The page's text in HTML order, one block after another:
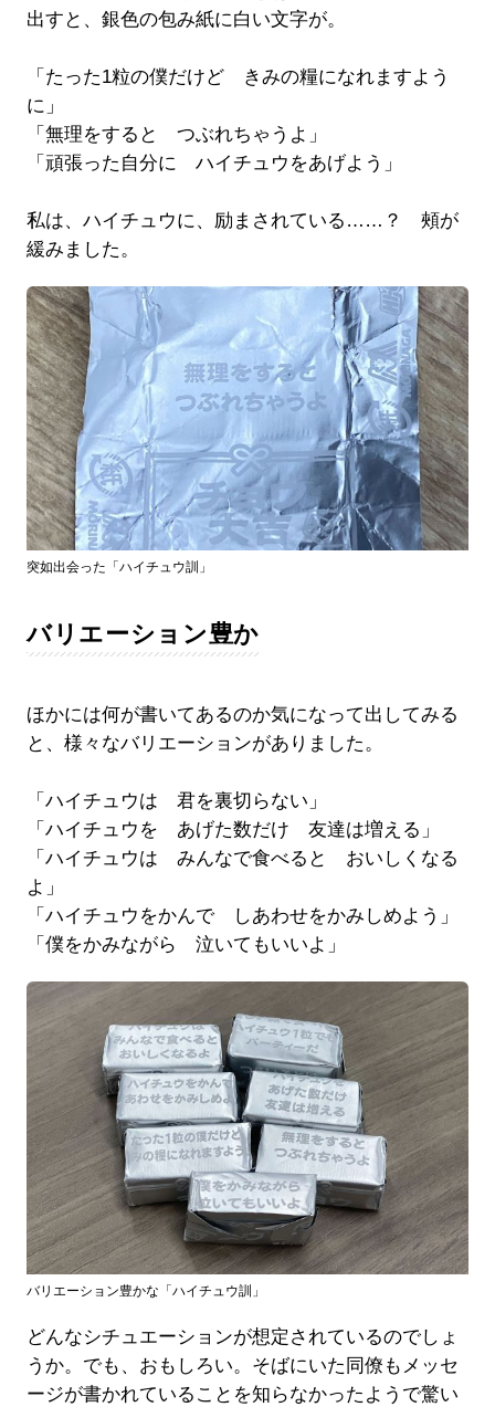
出すと、銀色の包み紙に白い文字が。
「たった1粒の僕だけど きみの糧になれますよう
に」
「無理をすると つぶれちゃうよ」
「頑張った自分に ハイチュウをあげよう」
私は、ハイチュウに、励まされている……？ 頰が
緩みました。
突如出会った「ハイチュウ訓」
バリエーション豊か
ほかには何が書いてあるのか気になって出してみる
と、様々なバリエーションがありました。
「ハイチュウは 君を裏切らない」
「ハイチュウを あげた数だけ 友達は増える」
「ハイチュウは みんなで食べると おいしくなる
よ」
「ハイチュウをかんで しあわせをかみしめよう」
「僕をかみながら 泣いてもいいよ」
バリエーション豊かな「ハイチュウ訓」
どんなシチュエーションが想定されているのでしょ
うか。でも、おもしろい。そばにいた同僚もメッセ
ージが書かれていることを知らなかったようで驚い